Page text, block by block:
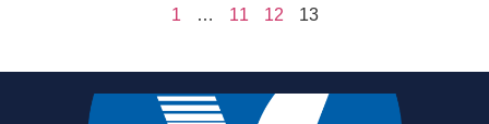
1 … 11 12 13